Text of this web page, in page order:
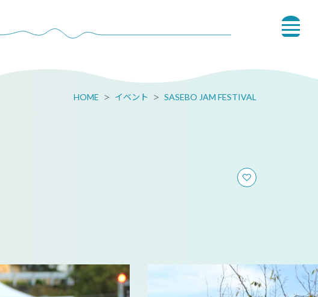
HOME イベント SASEBO JAM FESTIVAL